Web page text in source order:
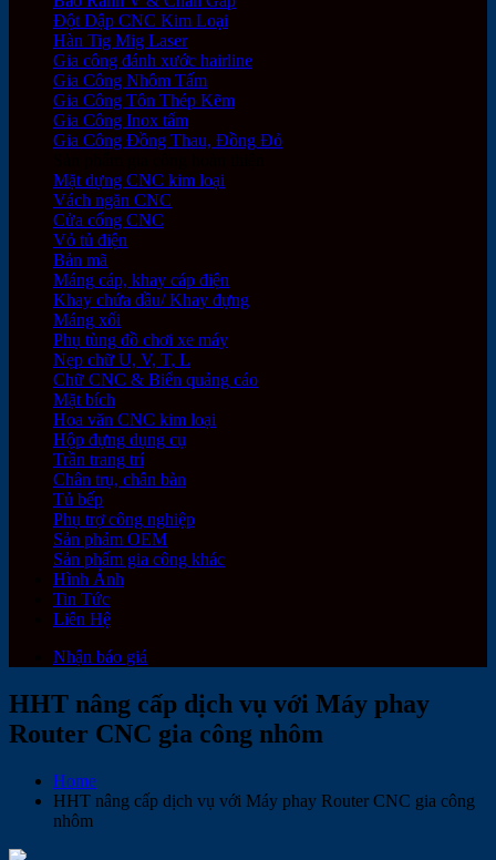
Đột Dập CNC Kim Loại
Hàn Tig Mig Laser
Gia công đánh xước hairline
Gia Công Nhôm Tấm
Gia Công Tôn Thép Kẽm
Gia Công Inox tấm
Gia Công Đồng Thau, Đồng Đỏ
Mặt dựng CNC kim loại
Vách ngăn CNC
Cửa cổng CNC
Vỏ tủ điện
Bản mã
Máng cáp, khay cáp điện
Khay chứa dầu/ Khay đựng
Máng xối
Phụ tùng đồ chơi xe máy
Nẹp chữ U, V, T, L
Chữ CNC & Biển quảng cáo
Mặt bích
Hoa văn CNC kim loại
Hộp đựng dụng cụ
Trần trang trí
Chân trụ, chân bàn
Tủ bếp
Phụ trợ công nghiệp
Sản phảm OEM
Sản phẩm gia công khác
Hình Ảnh
Tin Tức
Liên Hệ
Nhận báo giá
HHT nâng cấp dịch vụ với Máy phay
Router CNC gia công nhôm
Home
HHT nâng cấp dịch vụ với Máy phay Router CNC gia công
nhôm